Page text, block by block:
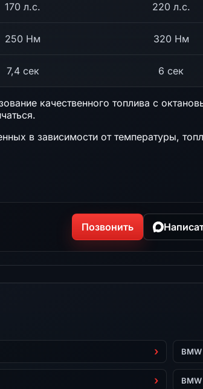
170 л.с. 220 л.с.
250 Нм 320 Нм
7,4 сек 6 сек
качественного топлива с
в зависимости от температуры,
Позвонить
BMW